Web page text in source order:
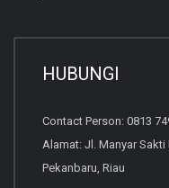
HUBUNGI
Contact Person: 0813
Alamat: Jl. Manyar Sakti
Pekanbaru, Riau